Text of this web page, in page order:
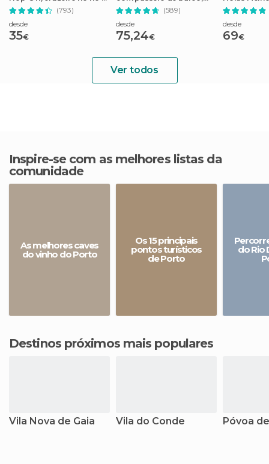
passeio pelas adegas do
Porto
(793)
desde
35€
degustação de vinhos e
almoço
(589)
desde
75,24€
de Segway
desde
69€
Ver todos
Inspire-se com as melhores listas da
comunidade
As melhores caves
do vinho do Porto
Os 15 principais
pontos turísticos
de Porto
do Rio
Destinos próximos mais populares
Vila Nova de Gaia Vila do Conde Póvoa